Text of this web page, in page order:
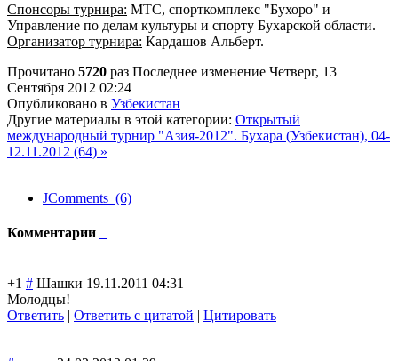
Спонсоры турнира: МТС, спорткомплекс "Бухоро" и
Управление по делам культуры и спорту Бухарской области.
Организатор турнира: Кардашов Альберт.
Прочитано 5720 раз Последнее изменение Четверг, 13
Сентября 2012 02:24
Опубликовано в Узбекистан
Другие материалы в этой категории: Открытый
международный турнир "Азия-2012". Бухара (Узбекистан), 04-
12.11.2012 (64) »
JComments (6)
Комментарии
+1 # Шашки 19.11.2011 04:31
Молодцы!
Ответить | Ответить с цитатой | Цитировать